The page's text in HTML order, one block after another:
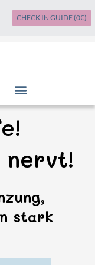
CHECK IN GUIDE (0€)
nervt!
stark